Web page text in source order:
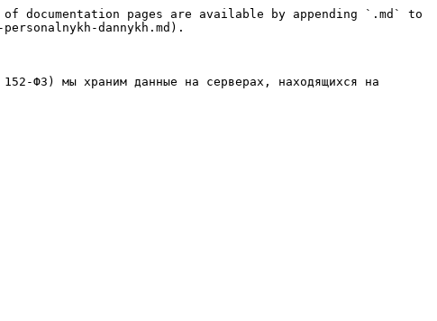
pages are available by appending `.md` to
dannykh.md).
ФЗ) мы храним данные на серверах, находящихся на